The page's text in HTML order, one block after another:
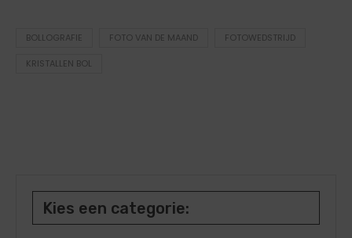
BOLLOGRAFIE FOTO VAN DE MAAND FOTOWEDSTRIJD
KRISTALLEN BOL
Kies een categorie: